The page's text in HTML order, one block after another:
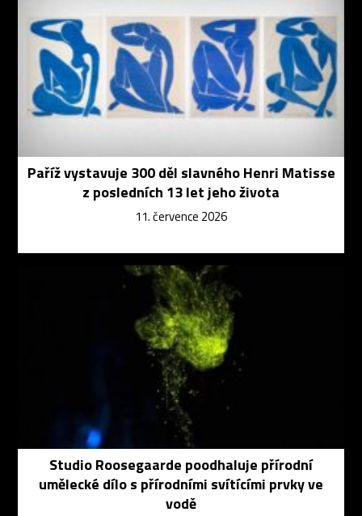
Paříž vystavuje 300 děl slavného Henri Matisse
z posledních 13 let jeho života
11. července 2026
Studio Roosegaarde poodhaluje přírodní
umělecké dílo s přírodními svítícími prvky ve
vodě